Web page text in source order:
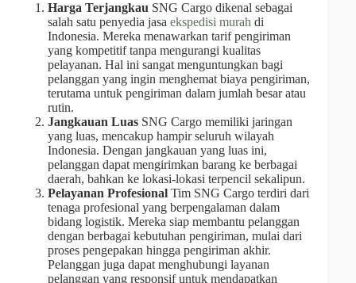
Harga Terjangkau SNG Cargo dikenal sebagai
salah satu penyedia jasa ekspedisi murah di
Indonesia. Mereka menawarkan tarif pengiriman
yang kompetitif tanpa mengurangi kualitas
pelayanan. Hal ini sangat menguntungkan bagi
pelanggan yang ingin menghemat biaya pengiriman,
terutama untuk pengiriman dalam jumlah besar atau
rutin.
Jangkauan Luas SNG Cargo memiliki jaringan
yang luas, mencakup hampir seluruh wilayah
Indonesia. Dengan jangkauan yang luas ini,
pelanggan dapat mengirimkan barang ke berbagai
daerah, bahkan ke lokasi-lokasi terpencil sekalipun.
Pelayanan Profesional Tim SNG Cargo terdiri dari
tenaga profesional yang berpengalaman dalam
bidang logistik. Mereka siap membantu pelanggan
dengan berbagai kebutuhan pengiriman, mulai dari
proses pengepakan hingga pengiriman akhir.
Pelanggan juga dapat menghubungi layanan
pelanggan yang responsif untuk mendapatkan